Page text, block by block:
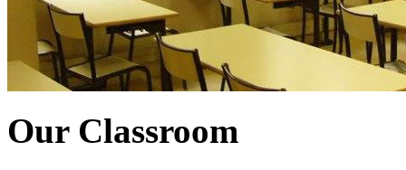
Our Classroom